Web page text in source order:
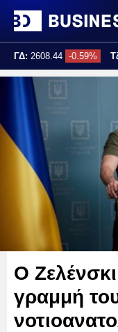
ΓΔ: 2608.44 -0.59%
Τελ. ενημέρωση:
Ο
γραμμή